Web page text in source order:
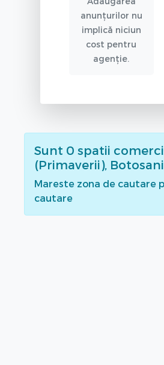
anunțurilor nu
implică niciun
cost pentru
agenție.
Sunt 0 spatii
(Primaverii), Botosani
Mareste zona de cautare
cautare